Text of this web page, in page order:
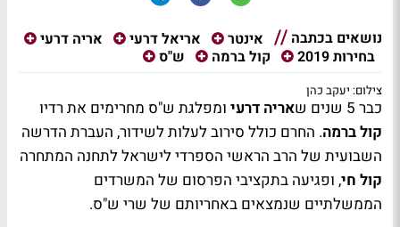
נושאים בכתבה אינטר אריאל דרעי
אריה דרעי
בחירות 2019
קול ברמה ש"ס
צילום: יעקב כהן
כבר 5 שנים ש אריה דרעי ומפלגת ש"ס מחרימים את רדיו
קול ברמה. החרם כולל סירוב לעלות לשידור, העברת הדרשה
השבועית של הרב הראשי הספרדי לישראל לתחנה המתחרה
קול חי, ופגיעה בתקציבי הפרסום של המשרדים
הממשלתיים שנמצאים באחריותם של שרי ש"ס.